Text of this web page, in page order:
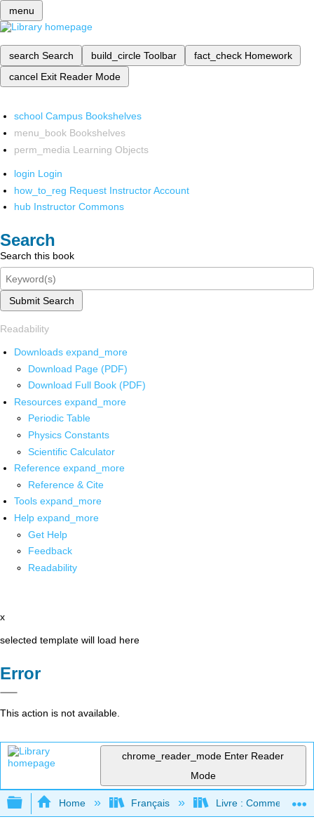
menu
search Search build_circle Toolbar fact_check Homework
cancel Exit Reader Mode
school Campus Bookshelves
menu_book Bookshelves
perm_media Learning Objects
login Login
how_to_reg Request Instructor Account
hub Instructor Commons
Search
Search this book
Submit Search
Readability
Downloads expand_more
Download Page (PDF)
Download Full Book (PDF)
Resources expand_more
Periodic Table
Physics Constants
Scientific Calculator
Reference expand_more
Reference & Cite
Tools expand_more
Help expand_more
Get Help
Feedback
Readability
x
selected template will load here
Error
This action is not available.
chrome_reader_mode Enter Reader
Mode
Expand/collapse global hierarchy
Home Français Livre : Comment